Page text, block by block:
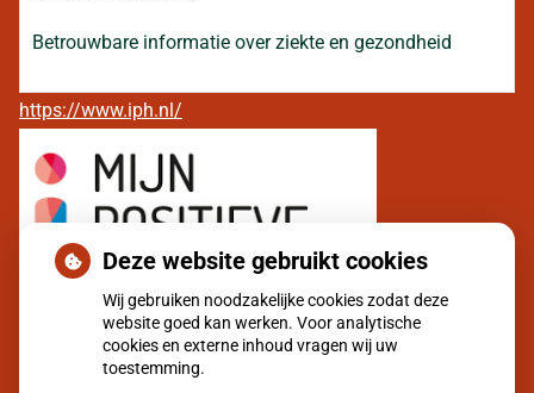
Betrouwbare informatie over ziekte en gezondheid
https://www.iph.nl/
Deze website gebruikt cookies
Wij gebruiken noodzakelijke cookies zodat deze
website goed kan werken. Voor analytische
cookies en externe inhoud vragen wij uw
toestemming.